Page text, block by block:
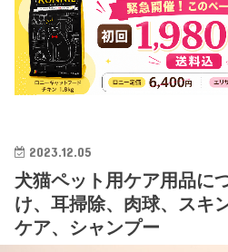
2023.12.05
犬猫ペット用ケア用品に
け、耳掃除、肉球、スキ
ケア、シャンプー